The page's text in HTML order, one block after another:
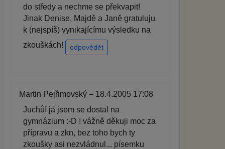
do středy a nechme se překvapit!
Jinak Denise, Majdě a Janě gratuluju
k (nejspíš) vynikajícímu výsledku na
zkouškách!
odpovědět
Martin Pejřimovský – 18.4.2005 17:08
Juchů! já jsem se dostal na
gymnázium :-D ! vážně děkuji moc za
přípravu a zkn, bez toho bych ty
zkoušky asi nezvládnul... písemku